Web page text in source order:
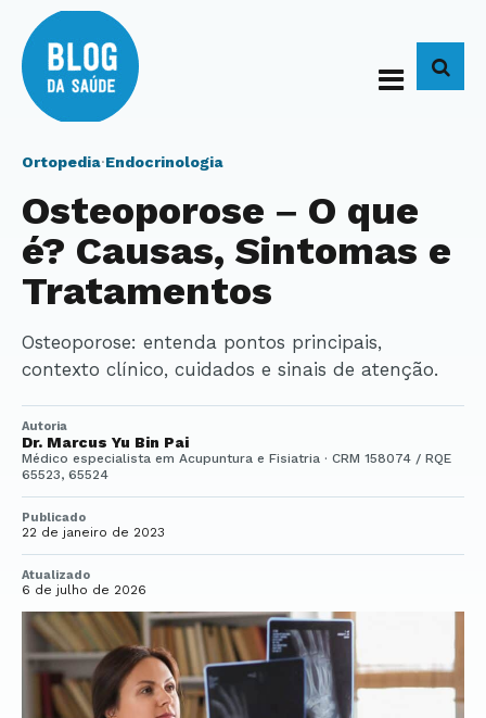
Ortopedia·Endocrinologia
Osteoporose – O que
é? Causas, Sintomas e
Tratamentos
Osteoporose: entenda pontos principais,
contexto clínico, cuidados e sinais de atenção.
Autoria
Dr. Marcus Yu Bin Pai
Médico especialista em Acupuntura e Fisiatria · CRM 158074 / RQE
65523, 65524
Publicado
22 de janeiro de 2023
Atualizado
6 de julho de 2026